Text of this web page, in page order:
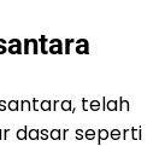
telah
dasar seperti